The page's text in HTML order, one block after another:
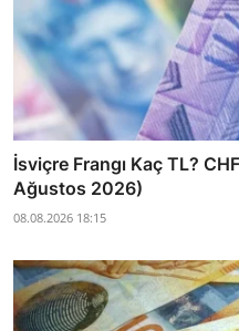
İsviçre Frangı Kaç TL?
Ağustos 2026)
08.08.2026 18:15